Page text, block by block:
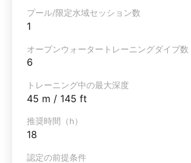
プール/限定水域セッション数
1
オープンウォータートレーニングダイブ数
6
トレーニング中の最大深度
45 m / 145 ft
推奨時間（h）
18
認定の前提条件